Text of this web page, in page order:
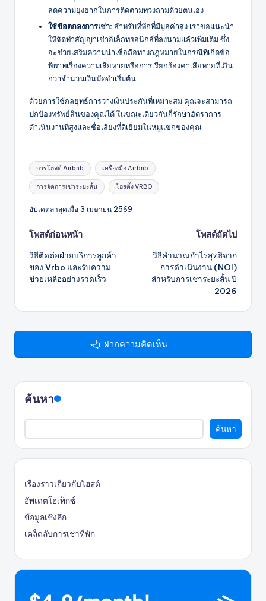
ลดความยุ่งยากในการติดตามทวงถามด้วยตนเอง
ใช้ข้อตกลงการเช่า: สำหรับที่พักที่มีมูลค่าสูง เราขอแนะนำ
ให้จัดทำสัญญาเช่าอิเล็กทรอนิกส์ที่ลงนามแล้วเพิ่มเติม ซึ่ง
จะช่วยเสริมความน่าเชื่อถือทางกฎหมายในกรณีที่เกิดข้อ
พิพาทเรื่องความเสียหายหรือการเรียกร้องค่าเสียหายที่เกิน
กว่าจำนวนเงินมัดจำเริ่มต้น
ด้วยการใช้กลยุทธ์การวางเงินประกันที่เหมาะสม คุณจะสามารถ
ปกป้องทรัพย์สินของคุณได้ ในขณะเดียวกันก็รักษาอัตราการ
ดำเนินงานที่สูงและชื่อเสียงที่ดีเยี่ยมในหมู่แขกของคุณ
แท็ก:
การโฮสต์ Airbnb เครื่องมือ Airbnb
การจัดการเช่าระยะสั้น โฮสติ้ง VRBO
อัปเดตล่าสุดเมื่อ 3 เมษายน 2569
โพสต์
นำทาง
โพสต์ก่อนหน้า
วิธีติดต่อฝ่ายบริการลูกค้า
ของ Vrbo และรับความ
ช่วยเหลืออย่างรวดเร็ว
โพสต์ถัดไป
วิธีคำนวณกำไรสุทธิจาก
การดำเนินงาน (NOI)
สำหรับการเช่าระยะสั้น ปี
2026
ฝากความคิดเห็น
ค้นหา
ค้นหา
เรื่องราวเกี่ยวกับโฮสต์
อัพเดตโฮเท็กซ์
ข้อมูลเชิงลึก
เคล็ดลับการเช่าที่พัก